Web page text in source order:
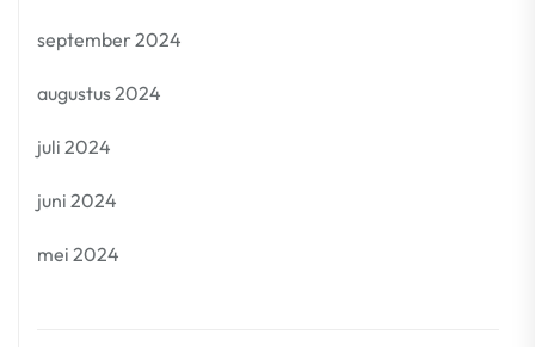
september 2024
augustus 2024
juli 2024
juni 2024
mei 2024